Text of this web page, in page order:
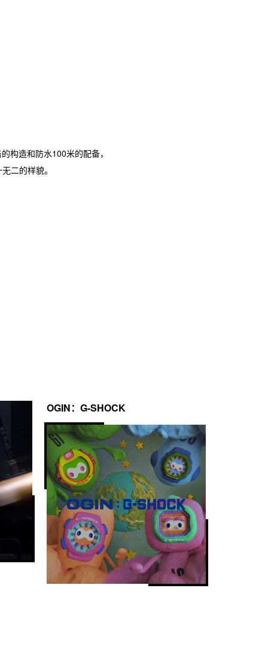
构造和防水100米的配备，
二的样貌。
OGIN：G-SHOCK